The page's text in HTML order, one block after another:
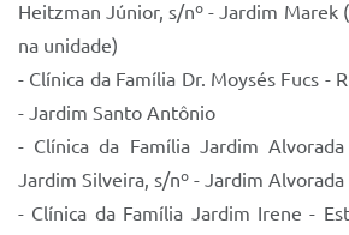
Heitzman Júnior, s/nº - Jardim Marek
na unidade)
- Clínica da Família Dr. Moysés Fucs -
- Jardim Santo Antônio
- Clínica da Família Jardim
Jardim Silveira, s/nº - Jardim Alvorada
- Clínica da Família Jardim Irene -